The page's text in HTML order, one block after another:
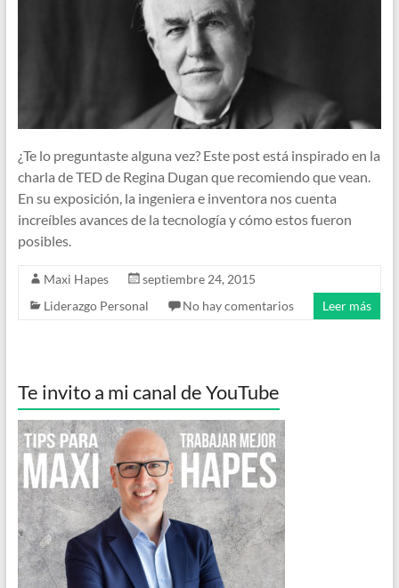
¿Te lo preguntaste alguna vez? Este post está inspirado en la
charla de TED de Regina Dugan que recomiendo que vean.
En su exposición, la ingeniera e inventora nos cuenta
increíbles avances de la tecnología y cómo estos fueron
posibles.
Maxi Hapes
septiembre 24, 2015
Liderazgo Personal
No hay comentarios Leer más
Te invito a mi canal de YouTube